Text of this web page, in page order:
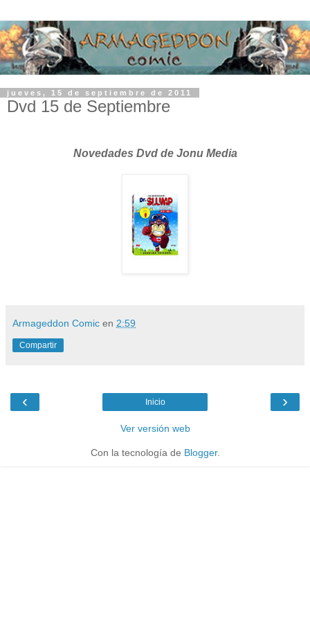
jueves, 15 de septiembre de 2011
Dvd 15 de Septiembre
Novedades Dvd de Jonu Media
Armageddon Comic en 2:59
Compartir
‹ ›
Inicio
Ver versión web
Con la tecnología de Blogger.